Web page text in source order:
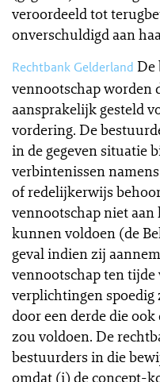
veroordeeld tot
onverschuldigd aan
Rechtbank Gelderland De
vennootschap worden
aansprakelijk gesteld
vordering. De
in de gegeven situatie
verbintenissen
of redelijkerwijs
vennootschap niet
kunnen voldoen (de
geval indien zij
vennootschap ten tijde
verplichtingen
door een derde die
zou voldoen. De
bestuurders in die
omdat (i) de concept-